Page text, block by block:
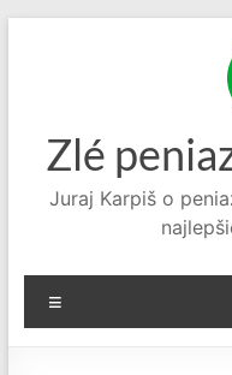
Zlé
Juraj Karpiš o